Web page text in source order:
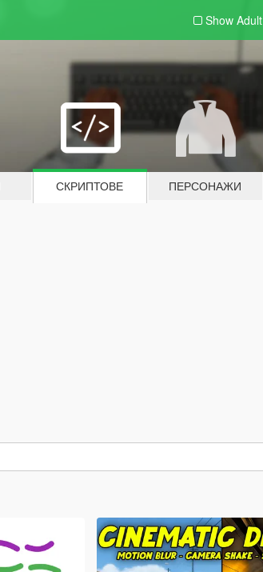
Show Adult
СКРИПТОВЕ ПЕРСОНАЖИ